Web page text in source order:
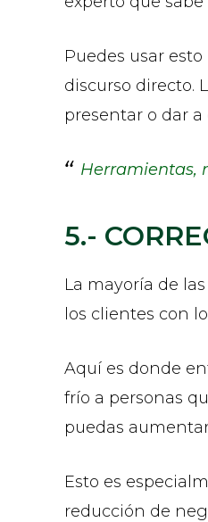
Puedes usar
discurso directo.
presentar o dar
Herramientas,
5.-
La mayoría de
los clientes con
Aquí es donde
frío a personas
puedas
Esto es
reducción de